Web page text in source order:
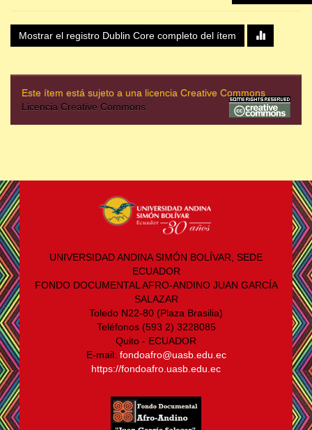
Mostrar el registro Dublin Core completo del ítem
Este ítem está sujeto a una licencia Creative Commons
Licencia Creative Commons
UNIVERSIDAD ANDINA SIMÓN BOLÍVAR, SEDE
ECUADOR
FONDO DOCUMENTAL AFRO-ANDINO JUAN GARCÍA
SALAZAR
Toledo N22-80 (Plaza Brasilia)
Teléfonos (593 2) 3228085
Quito - ECUADOR
E-mail: fondoafro@uasb.edu.ec
https://fondoafro.uasb.edu.ec